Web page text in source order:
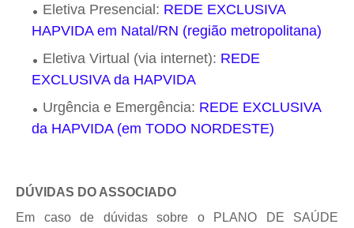
Eletiva Presencial: REDE EXCLUSIVA
HAPVIDA em Natal/RN (região metropolitana)
Eletiva Virtual (via internet): REDE
EXCLUSIVA da HAPVIDA
Urgência e Emergência: REDE EXCLUSIVA
da HAPVIDA (em TODO NORDESTE)
DÚVIDAS DO ASSOCIADO
Em caso de dúvidas sobre o PLANO DE SAÚDE